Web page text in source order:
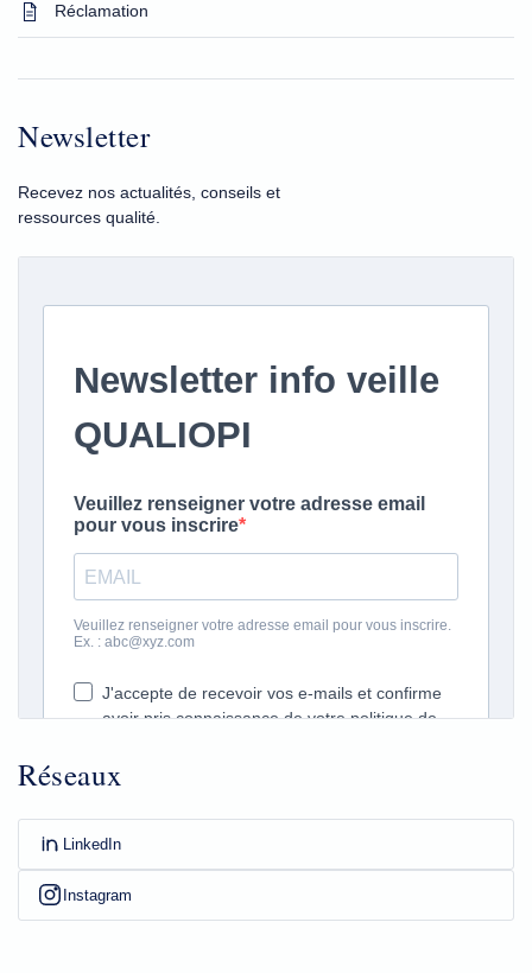
Réclamation
Newsletter
Recevez nos actualités, conseils et
ressources qualité.
Réseaux
LinkedIn
Instagram